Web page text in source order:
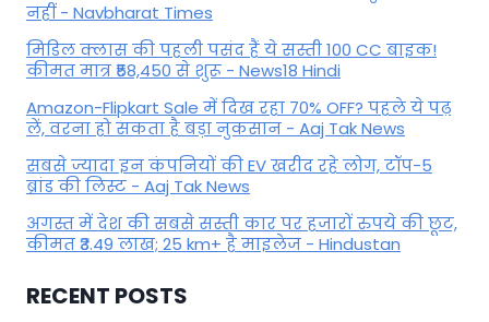
नहीं - Navbharat Times
मिडिल क्लास की पहली पसंद हैं ये सस्ती 100 CC बाइक!
कीमत मात्र ₹58,450 से शुरू - News18 Hindi
Amazon-Flipkart Sale में दिख रहा 70% OFF? पहले ये पढ़
लें, वरना हो सकता है बड़ा नुकसान - Aaj Tak News
सबसे ज्यादा इन कंपनियों की EV खरीद रहे लोग, टॉप-5
ब्रांड की लिस्ट - Aaj Tak News
अगस्त में देश की सबसे सस्ती कार पर हजारों रुपये की छूट,
कीमत ₹3.49 लाख; 25 km+ है माइलेज - Hindustan
RECENT POSTS